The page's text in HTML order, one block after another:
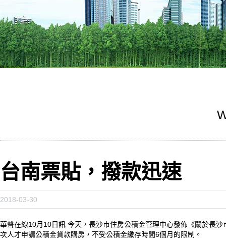
台南票貼，撥款迅速
2018-03-30
華聲在線10月10日訊 今天，長沙市住房公積金管理中心發佈《關於長
次人才申請公積金貸款購房，不受公積金繳存時間6個月的限制。